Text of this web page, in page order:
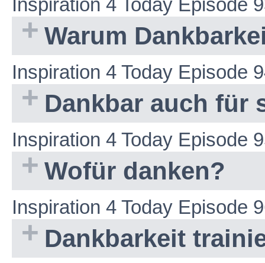
Inspiration 4 Today Episode
Warum
Inspiration 4 Today Episode
Dankbar auch für
Inspiration 4 Today Episode
Wofür danken?
Inspiration 4 Today Episode
Dankbarkeit